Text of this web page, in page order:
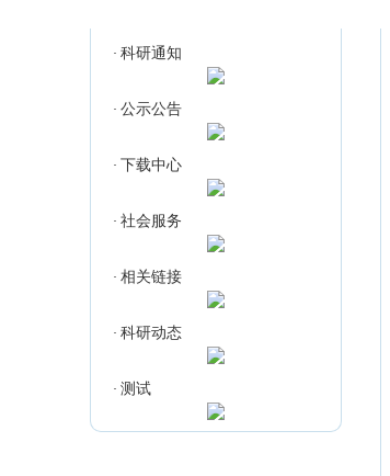
· 科研通知
· 公示公告
· 下载中心
· 社会服务
· 相关链接
· 科研动态
· 测试